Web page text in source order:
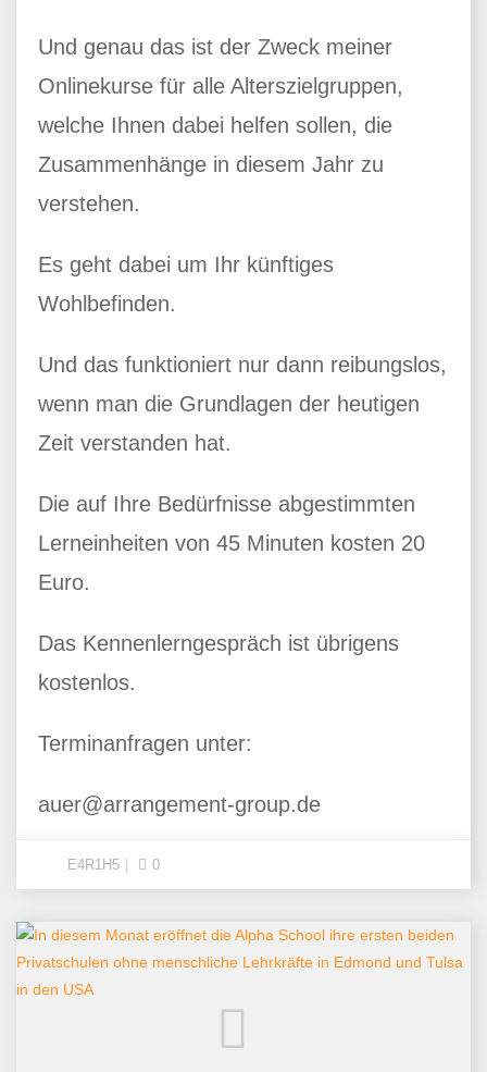
Und genau das ist der Zweck meiner
Onlinekurse für alle Alterszielgruppen,
welche Ihnen dabei helfen sollen, die
Zusammenhänge in diesem Jahr zu
verstehen.
Es geht dabei um Ihr künftiges
Wohlbefinden.
Und das funktioniert nur dann reibungslos,
wenn man die Grundlagen der heutigen
Zeit verstanden hat.
Die auf Ihre Bedürfnisse abgestimmten
Lerneinheiten von 45 Minuten kosten 20
Euro.
Das Kennenlerngespräch ist übrigens
kostenlos.
Terminanfragen unter:
auer@arrangement-group.de
E4R1H5 0